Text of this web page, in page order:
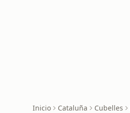
Inicio Cataluña Cubelles